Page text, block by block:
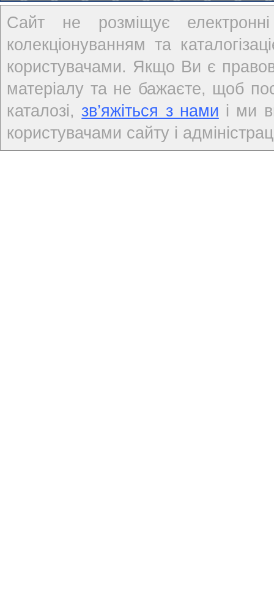
Сайт не розміщує
колекціонуванням та
користувачами. Якщо Ви є
матеріалу та не бажаєте, щоб
каталозі,зв’яжіться з нами і ми
користувачами сайту і